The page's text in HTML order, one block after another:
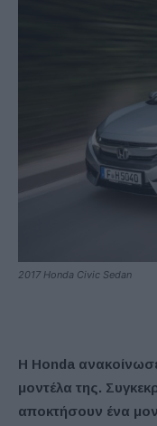
2017 Honda Civic Sedan
H Honda
μοντέλα της.
αποκτήσουν ένα